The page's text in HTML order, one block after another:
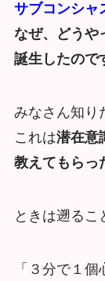
サブコンシ
なぜ、どうや
誕生したので
みなさん知り
これは潜在意
教えてもらっ
ときは遡るこ
「３分で１